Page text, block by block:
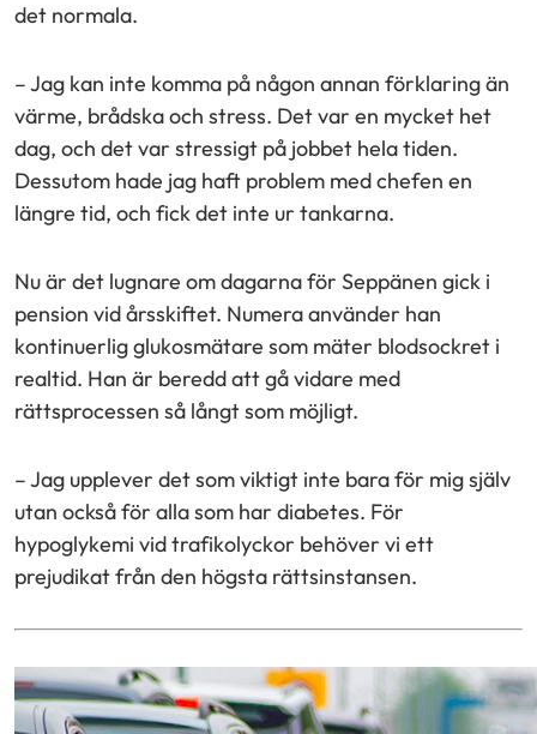
det normala.
– Jag kan inte komma på någon annan förklaring än
värme, brådska och stress. Det var en mycket het
dag, och det var stressigt på jobbet hela tiden.
Dessutom hade jag haft problem med chefen en
längre tid, och fick det inte ur tankarna.
Nu är det lugnare om dagarna för Seppänen gick i
pension vid årsskiftet. Numera använder han
kontinuerlig glukosmätare som mäter blodsockret i
realtid. Han är beredd att gå vidare med
rättsprocessen så långt som möjligt.
– Jag upplever det som viktigt inte bara för mig själv
utan också för alla som har diabetes. För
hypoglykemi vid trafikolyckor behöver vi ett
prejudikat från den högsta rättsinstansen.